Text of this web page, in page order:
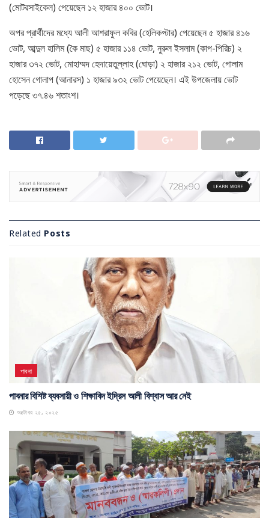
(মোটরসাইকেল) পেয়েছেন ১২ হাজার ৪০০ ভোট।
অপর প্রার্থীদের মধ্যে আলী আশরাফুল কবির (হেলিকপ্টার) পেয়েছেন ৫ হাজার ৪১৬
ভোট, আব্দুল হালিম (কৈ মাছ) ৫ হাজার ১১৪ ভোট, নুরুল ইসলাম (কাপ-পিরিচ) ২
হাজার ৩৭২ ভোট, মোহাম্মদ হেদায়েতুল্লাহ (ঘোড়া) ২ হাজার ২১২ ভোট, গোলাম
হোসেন গোলাপ (আনারস) ১ হাজার ৯৩২ ভোট পেয়েছেন। এই উপজেলায় ভোট
পড়েছে ৩৭.৪৬ শতাংশ।
Related Posts
পাবনা
পাবনার বিশিষ্ট ব্যবসায়ী ও শিক্ষাবিদ ইদ্রিস আলী বিশ্বাস আর নেই
অক্টোবর ২৫, ২০২৫